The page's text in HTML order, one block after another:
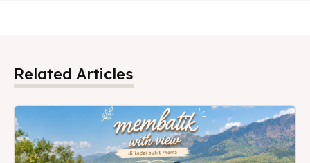
Related Articles